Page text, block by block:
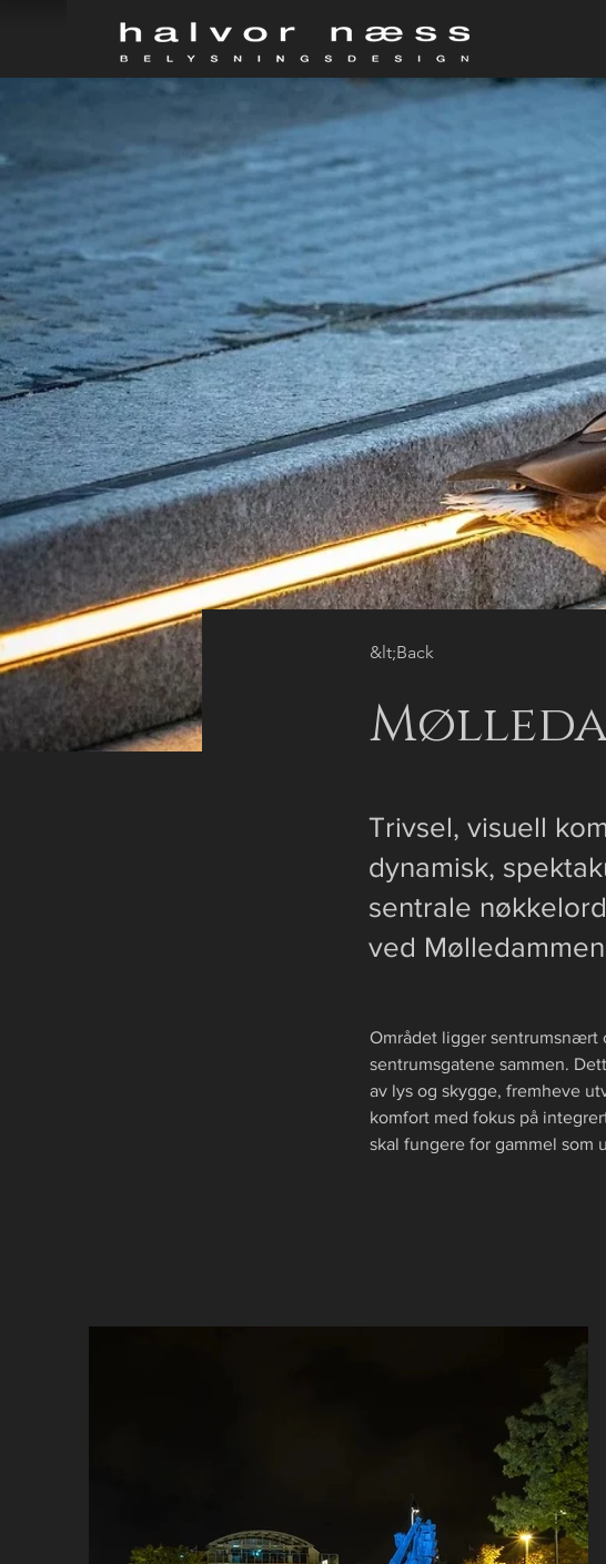
&lt;Back
Trivsel, visuell
dynamisk,
sentrale
ved
Området ligger sentrumsnært
sentrumsgatene sammen.
av lys og skygge, fremheve
komfort med fokus på
skal fungere for gammel som